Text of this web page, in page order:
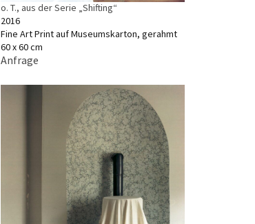
o. T., aus der Serie „Shifting“
2016
Fine Art Print auf Museumskarton, gerahmt
60 x 60 cm
Anfrage